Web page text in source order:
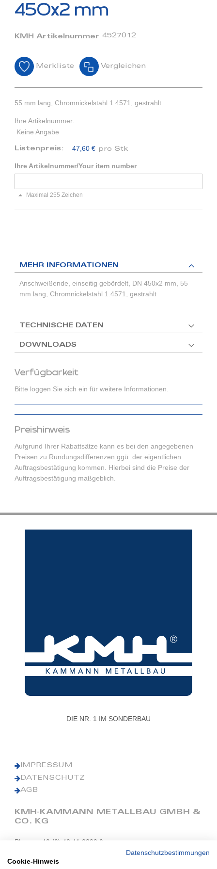
springen
450x2 mm
KMH Artikelnummer 4527012
Merkliste Vergleichen
55 mm lang, Chromnickelstahl 1.4571, gestrahlt
Ihre Artikelnummer:
Keine Angabe
Listenpreis: 47,60 € pro Stk
Ihre Artikelnummer/Your item number
Maximal 255 Zeichen
Verfügbarkeit
Bitte loggen Sie sich ein für weitere Informationen.
Preishinweis
Aufgrund Ihrer Rabattsätze kann es bei den angegebenen
Preisen zu Rundungsdifferenzen ggü. der eigentlichen
Auftragsbestätigung kommen. Hierbei sind die Preise der
Auftragsbestätigung maßgeblich.
MEHR INFORMATIONEN
Anschweißende, einseitig gebördelt, DN 450x2 mm, 55
mm lang, Chromnickelstahl 1.4571, gestrahlt
TECHNISCHE DATEN
DOWNLOADS
DIE NR. 1 IM SONDERBAU
IMPRESSUM
DATENSCHUTZ
AGB
KMH-KAMMANN METALLBAU GMBH &
CO. KG
Phone: +49 (0) 42 41 9390 0
E-Mail: office@kmh.net
Datenschutzbestimmungen
Cookie-Hinweis